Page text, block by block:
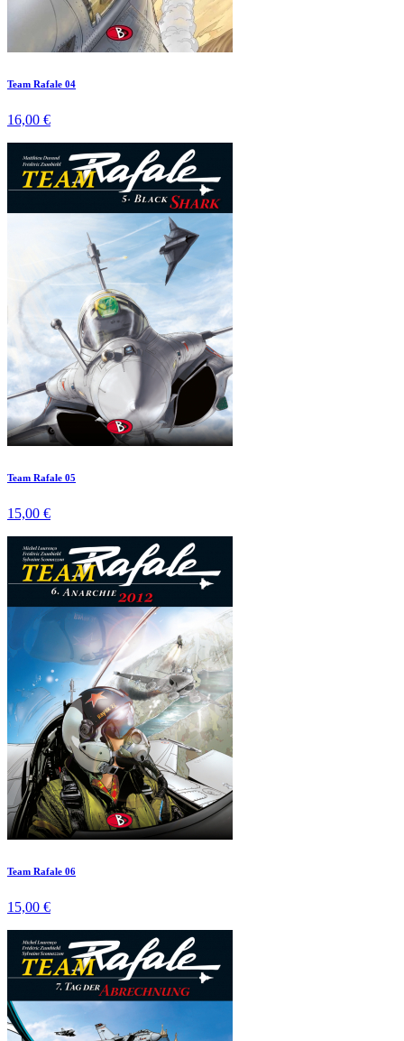
Team Rafale 04
16,00 €
Team Rafale 05
15,00 €
Team Rafale 06
15,00 €